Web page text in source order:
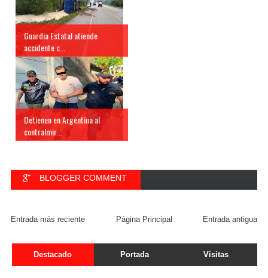
Guardia Estatal atiende
accidente c...
Detienen en Argentina al
contralmir...
BLOGGER COMMENT
Entrada más reciente Entrada antigua
Página Principal
Destacado Portada Visitas